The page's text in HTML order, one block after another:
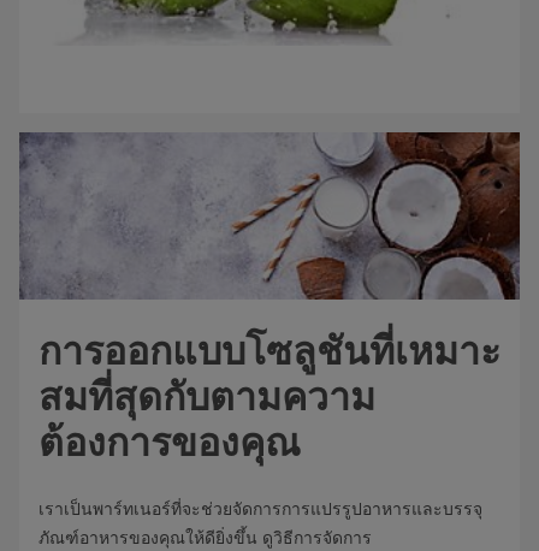
การออกแบบโซลูชันที่เหมาะ
สมที่สุดกับตามความ
ต้องการของคุณ
เราเป็นพาร์ทเนอร์ที่จะช่วยจัดการการแปรรูปอาหารและบรรจุ
ภัณฑ์อาหารของคุณให้ดียิ่งขึ้น ดูวิธีการจัดการ